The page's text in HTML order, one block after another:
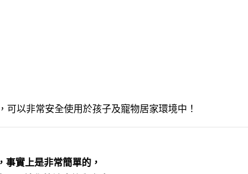
以非常安全使用於孩子及寵物居家環境中！
實上是非常簡單的，